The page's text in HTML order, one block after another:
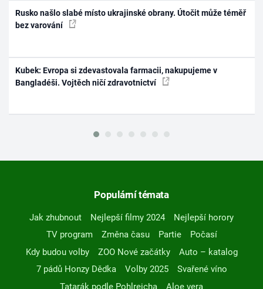
Rusko našlo slabé místo ukrajinské obrany. Útočit může téměř
bez varování
Kubek: Evropa si zdevastovala farmacii, nakupujeme v
Bangladéši. Vojtěch ničí zdravotnictví
Populární témata
Jak zhubnout Nejlepší filmy 2024
Nejlepší horory
TV program
Změna času Partie
Počasí
Kdy budou volby
ZOO Nové začátky
Auto – katalog
7 pádů Honzy Dědka
Volby 2025
Svařené víno
Tatarák podle Pohlreicha
Aloe vera